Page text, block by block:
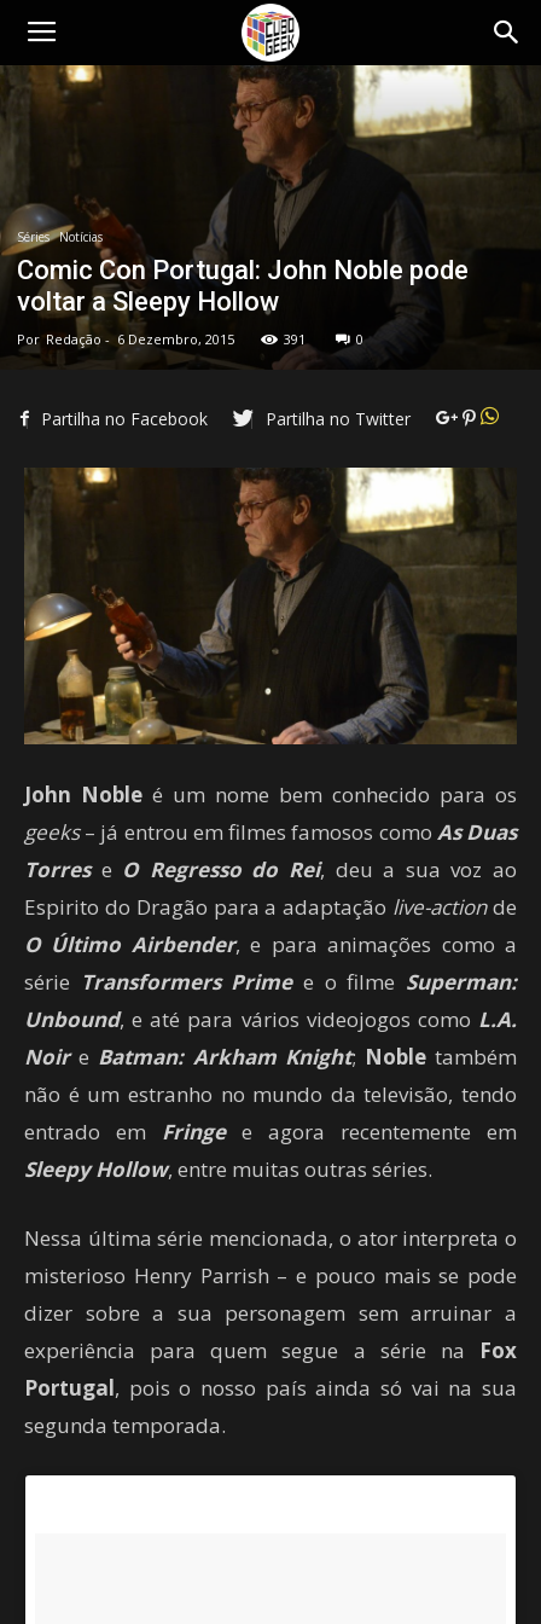
Cubo
Geek
Séries Notícias
Comic Con Portugal: John Noble pode
voltar a Sleepy Hollow
Por Redação - 6 Dezembro, 2015 391 0
Partilha no Facebook Partilha no Twitter
John Noble é um nome bem conhecido para os
geeks– já entrou em filmes famosos como As Duas
Torrese O Regresso do Rei, deu a sua voz ao
Espirito do Dragão para a adaptação live-actionde
O Último Airbender, e para animações como a
série Transformers Primee o filme Superman:
Unbound, e até para vários videojogos como L.A.
Noire Batman: Arkham Knight; Nobletambém
não é um estranho no mundo da televisão, tendo
entrado em Fringee agora recentemente em
Sleepy Hollow, entre muitas outras séries.
Nessa última série mencionada, o ator interpreta o
misterioso Henry Parrish – e pouco mais se pode
dizer sobre a sua personagem sem arruinar a
experiência para quem segue a série na Fox
Portugal, pois o nosso país ainda só vai na sua
segunda temporada.